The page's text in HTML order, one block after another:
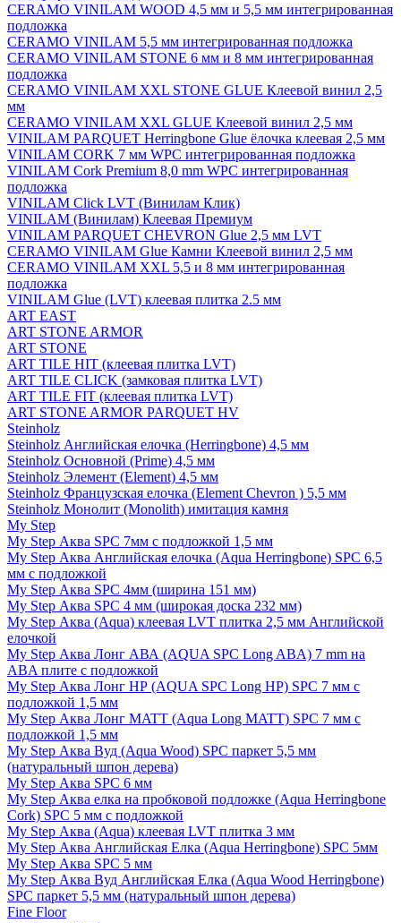
CERAMO VINILAM WOOD 4,5 мм и 5,5 мм интегрированная
подложка
CERAMO VINILAM 5,5 мм интегрированная подложка
CERAMO VINILAM STONE 6 мм и 8 мм интегрированная
подложка
CERAMO VINILAM XXL STONE GLUE Клеевой винил 2,5
мм
CERAMO VINILAM XXL GLUE Клеевой винил 2,5 мм
VINILAM PARQUET Herringbone Glue ёлочка клеевая 2,5 мм
VINILAM CORK 7 мм WPC интегрированная подложка
VINILAM Cork Premium 8,0 mm WPC интегрированная
подложка
VINILAM Click LVT (Винилам Клик)
VINILAM (Винилам) Клеевая Премиум
VINILAM PARQUET CHEVRON Glue 2,5 мм LVT
CERAMO VINILAM Glue Камни Клеевой винил 2,5 мм
CERAMO VINILAM XXL 5,5 и 8 мм интегрированная
подложка
VINILAM Glue (LVT) клеевая плитка 2.5 мм
ART EAST
ART STONE ARMOR
ART STONE
ART TILE HIT (клеевая плитка LVT)
ART TILE CLICK (замковая плитка LVT)
ART TILE FIT (клеевая плитка LVT)
ART STONE ARMOR PARQUET HV
Steinholz
Steinholz Английская елочка (Herringbone) 4,5 мм
Steinholz Основной (Prime) 4,5 мм
Steinholz Элемент (Element) 4,5 мм
Steinholz Французская елочка (Element Chevron ) 5,5 мм
Steinholz Монолит (Monolith) имитация камня
My Step
My Step Аква SPC 7мм c подложкой 1,5 мм
My Step Аква Английская елочка (Aqua Herringbone) SPC 6,5
мм с подложкой
My Step Аква SPC 4мм (ширина 151 мм)
My Step Аква SPC 4 мм (широкая доска 232 мм)
My Step Аква (Aqua) клеевая LVT плитка 2,5 мм Английской
елочкой
My Step Аква Лонг АВА (AQUA SPC Long ABA) 7 mm на
ABA плите с подложкой
My Step Аква Лонг НР (AQUA SPC Long HP) SPC 7 мм с
подложкой 1,5 мм
My Step Аква Лонг MATT (Aqua Long MATT) SPC 7 мм с
подложкой 1,5 мм
My Step Аква Вуд (Aqua Wood) SPC паркет 5,5 мм
(натуральный шпон дерева)
My Step Аква SPC 6 мм
My Step Аква елка на пробковой подложке (Aqua Herringbone
Cork) SPC 5 мм с подложкой
My Step Аква (Aqua) клеевая LVT плитка 3 мм
My Step Аква Английская Елка (Aqua Herringbone) SPC 5мм
My Step Аква SPC 5 мм
My Step Аква Вуд Английская Елка (Aqua Wood Herringbone)
SPC паркет 5,5 мм (натуральный шпон дерева)
Fine Floor